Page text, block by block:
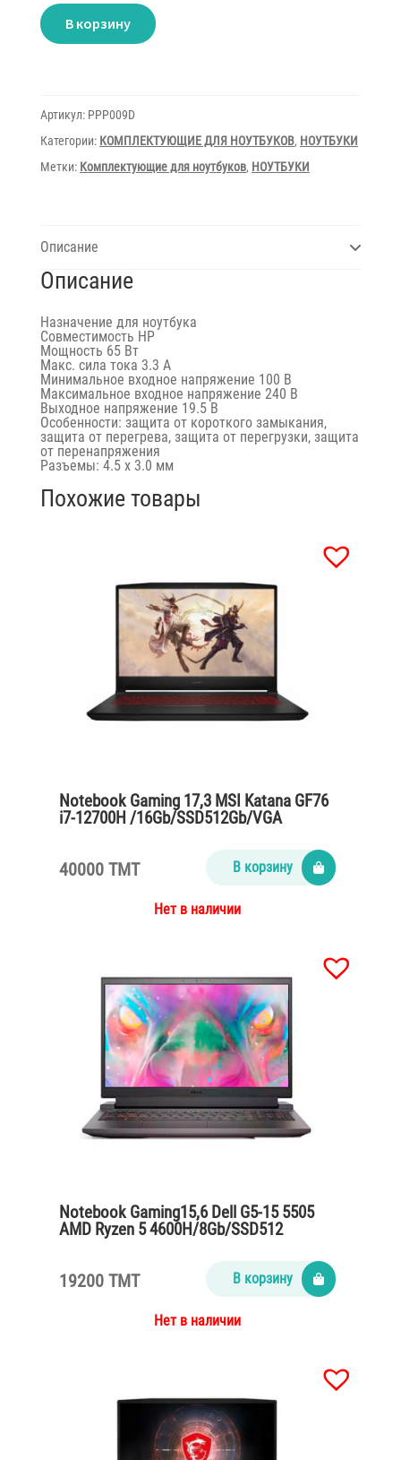
Количество
товара
Блок
19.5V/3.33A/65W
Разъём
4.5*3.0мм
440
G5,
250
G7
В корзину
Артикул: PPP009D
Категории: КОМПЛЕКТУЮЩИЕ ДЛЯ НОУТБУКОВ, НОУТБУКИ
Метки: Комплектующие для ноутбуков, НОУТБУКИ
Описание
Описание
Назначение для ноутбука
Совместимость HP
Мощность 65 Вт
Макс. сила тока 3.3 А
Минимальное входное напряжение 100 В
Максимальное входное напряжение 240 В
Выходное напряжение 19.5 В
Особенности: защита от короткого замыкания,
защита от перегрева, защита от перегрузки, защита
от перенапряжения
Разъемы: 4.5 х 3.0 мм
Похожие товары
Notebook Gaming 17,3 MSI Katana GF76
i7-12700H /16Gb/SSD512Gb/VGA
40000 TMT В корзину
Нет в наличии
Notebook Gaming15,6 Dell G5-15 5505
AMD Ryzen 5 4600H/8Gb/SSD512
19200 TMT В корзину
Нет в наличии